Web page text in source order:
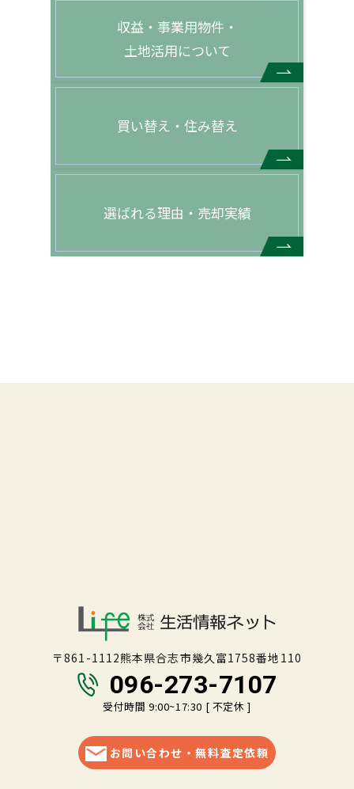
収益・事業用物件・
土地活用について
買い替え・住み替え
選ばれる理由・売却実績
〒861-1112熊本県合志市幾久富1758番地110
096-273-7107
受付時間 9:00~17:30 [ 不定休 ]
お問い合わせ・無料査定依頼